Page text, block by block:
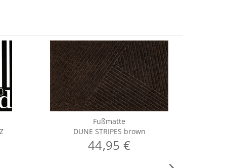
Fußmatte
DUNE STRIPES brown
44,95 €